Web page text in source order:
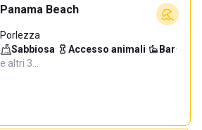
Panama Beach
Porlezza
Sabbiosa· Accesso animali· Bar·
e altri 3…